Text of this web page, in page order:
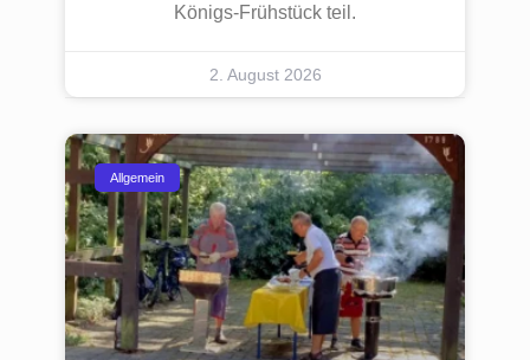
Königs-Frühstück teil.
2. August 2026
Allgemein